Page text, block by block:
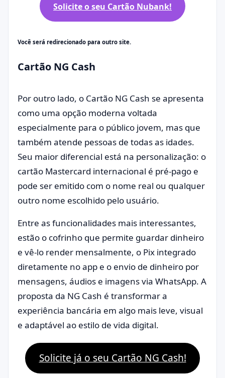
Solicite o seu Cartão Nubank!
Você será redirecionado para outro site.
Cartão NG Cash
Por outro lado, o Cartão NG Cash se apresenta
como uma opção moderna voltada
especialmente para o público jovem, mas que
também atende pessoas de todas as idades.
Seu maior diferencial está na personalização: o
cartão Mastercard internacional é pré-pago e
pode ser emitido com o nome real ou qualquer
outro nome escolhido pelo usuário.
Entre as funcionalidades mais interessantes,
estão o cofrinho que permite guardar dinheiro
e vê-lo render mensalmente, o Pix integrado
diretamente no app e o envio de dinheiro por
mensagens, áudios e imagens via WhatsApp. A
proposta da NG Cash é transformar a
experiência bancária em algo mais leve, visual
e adaptável ao estilo de vida digital.
Solicite já o seu Cartão NG Cash!